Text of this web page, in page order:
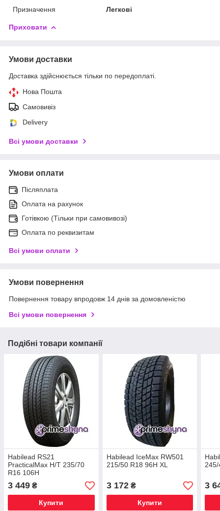
Призначення
Легкові
Приховати
Умови доставки
Доставка здійснюється тільки по передоплаті.
Нова Пошта
Самовивіз
Delivery
Всі умови доставки
Умови оплати
Післяплата
Оплата на рахунок
Готівкою (Тільки при самовивозі)
Оплата по реквизитам
Всі умови оплати
Умови повернення
Повернення товару впродовж 14 днів за домовленістю
Всі умови повернення
Подібні товари компанії
Habilead RS21
PracticalMax H/T 235/70
R16 106H
3 449 ₴
Купити
Habilead IceMax RW501
215/50 R18 96H XL
3 172₴
Купити
245/
3